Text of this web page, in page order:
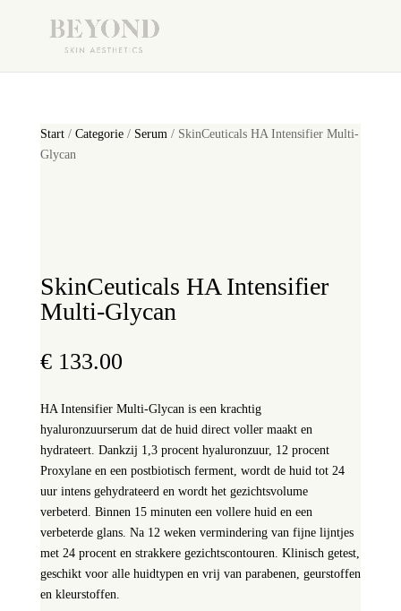
Start/ Categorie/ Serum/ SkinCeuticals HA Intensifier Multi-
Glycan
SkinCeuticals HA Intensifier
Multi-Glycan
€133.00
HA Intensifier Multi-Glycan is een krachtig
hyaluronzuurserum dat de huid direct voller maakt en
hydrateert. Dankzij 1,3 procent hyaluronzuur, 12 procent
Proxylane en een postbiotisch ferment, wordt de huid tot 24
uur intens gehydrateerd en wordt het gezichtsvolume
verbeterd. Binnen 15 minuten een vollere huid en een
verbeterde glans. Na 12 weken vermindering van fijne lijntjes
met 24 procent en strakkere gezichtscontouren. Klinisch getest,
geschikt voor alle huidtypen en vrij van parabenen, geurstoffen
en kleurstoffen.